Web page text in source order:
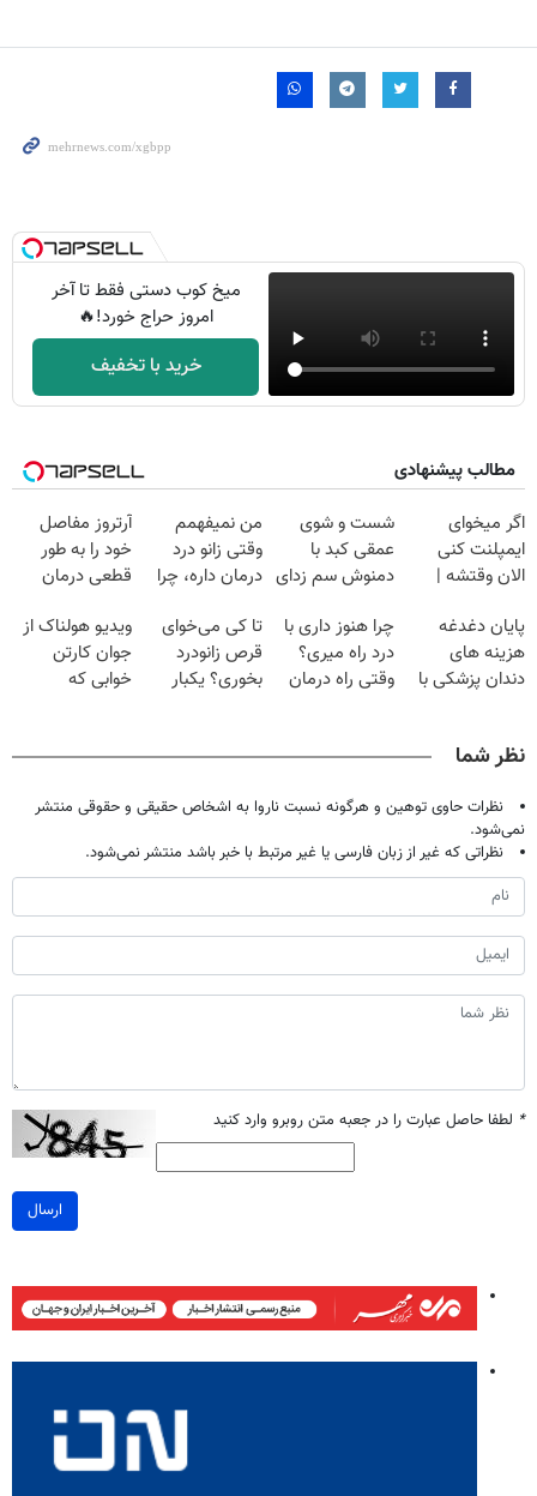
میخ کوب دستی فقط تا آخر
امروز حراج خورد!🔥
خرید با تخفیف
مطالب پیشنهادی
اگر میخوای
ایمپلنت کنی
الان وقتشه |
میلیون تومان!!!
شست و شوی
عمقی کبد با
دمنوش سم زدای
من نمیفهمم
وقتی زانو درد
درمان داره، چرا
تحمل میکنی؟❗
آرتروز مفاصل
خود را به طور
قطعی درمان
◗پرسش‌نامه◖
پایان دغدغه
هزینه های
دندان پزشکی با
چرا هنوز داری با
درد راه میری؟
وقتی راه درمان
تا کی می‌خوای
قرص زانودرد
بخوری؟ یکبار
ویدیو هولناک از
جوان کارتن
خوابی که
نظر شما
نظرات حاوی توهین و هرگونه نسبت ناروا به اشخاص حقیقی و حقوقی منتشر
نمی‌شود.
نظراتی که غیر از زبان فارسی یا غیر مرتبط با خبر باشد منتشر نمی‌شود.
* لطفا حاصل عبارت را در جعبه متن روبرو وارد کنید
ارسال